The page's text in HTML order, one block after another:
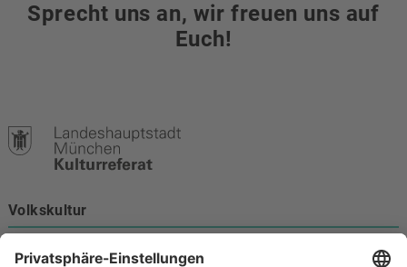
Sprecht uns an, wir freuen uns auf
Euch!
Volkskultur